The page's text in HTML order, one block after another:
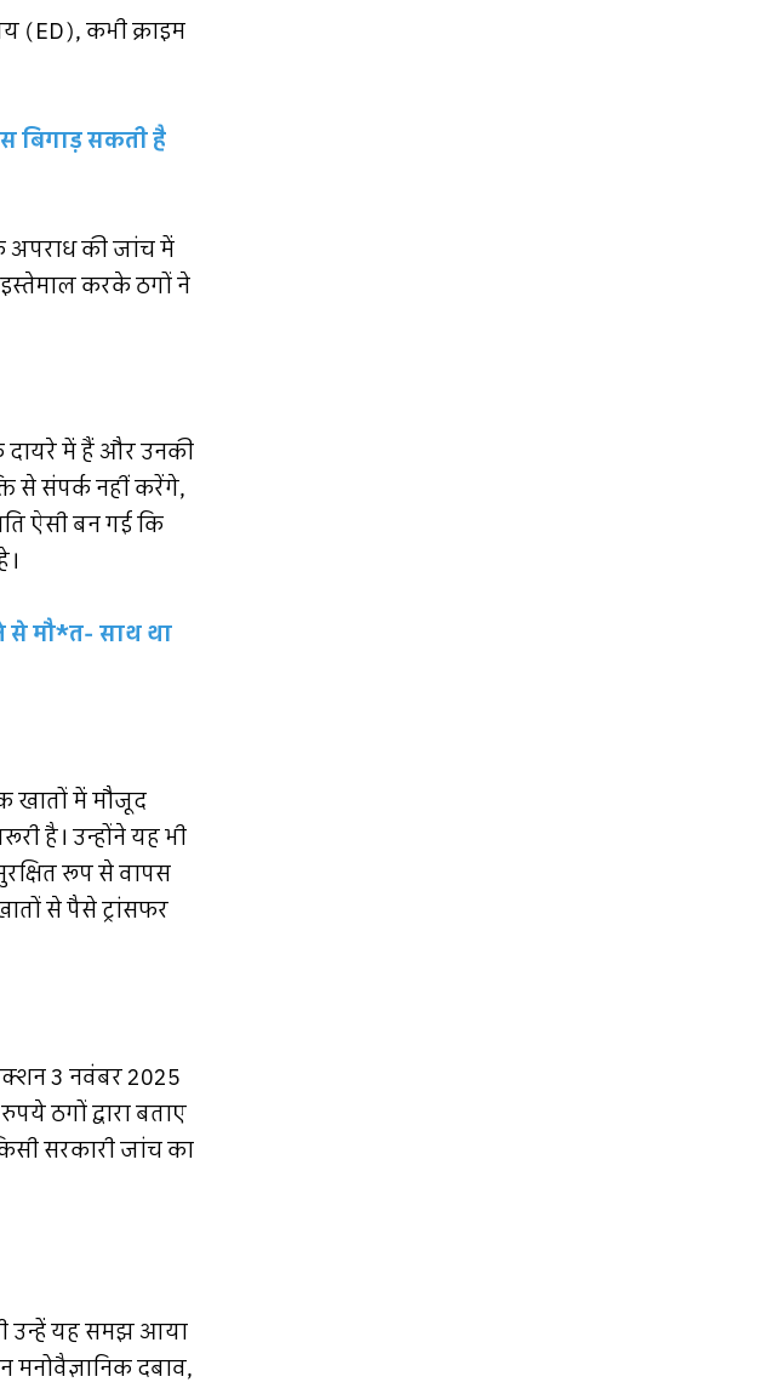
(ED), कभी क्राइम
बिगाड़ सकती है
अपराध की जांच में
करके ठगों ने
दायरे में हैं और उनकी
से संपर्क नहीं करेंगे,
ऐसी बन गई कि
से मौ*त- साथ था
खातों में मौजूद
है। उन्होंने यह भी
रूप से वापस
से पैसे ट्रांसफर
3 नवंबर 2025
ठगों द्वारा बताए
सरकारी जांच का
उन्हें यह समझ आया
दबाव,